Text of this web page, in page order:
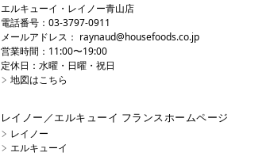
エルキューイ・レイノー青山店
電話番号：03-3797-0911
メールアドレス： raynaud@housefoods.co.jp
営業時間：11:00〜19:00
定休日：水曜・日曜・祝日
地図はこちら
レイノー／エルキューイ フランスホームページ
レイノー
エルキューイ